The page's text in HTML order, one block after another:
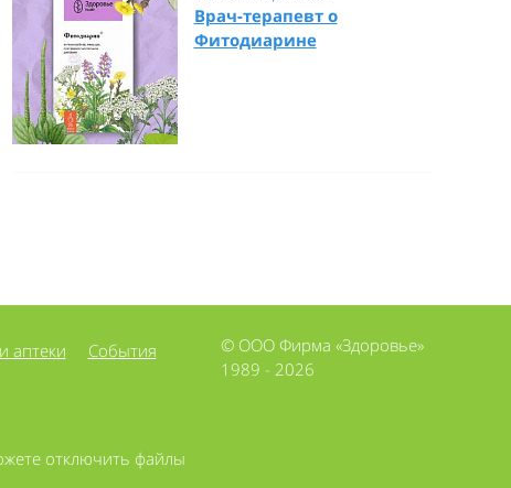
Врач-терапевт о
Фитодиарине
аптеки
События
отключить файлы
© ООО Фирма «Здоровье»
1989 - 2026